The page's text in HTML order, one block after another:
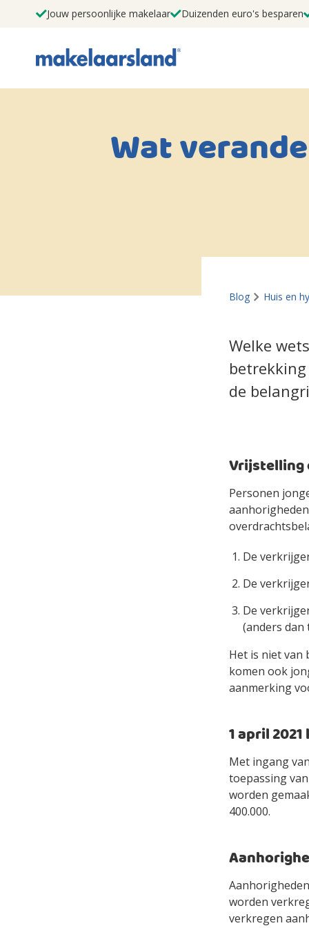
Jouw persoonlijke makelaar Duizenden euro's besparen
Wat
Blog Huis en
Welke
de
Vrijstelling
Personen
De
De
De
(anders
Het is niet van
komen ook
aanmerking
1 april
Met ingang
toepassing
worden
400.000.
worden
verkregen